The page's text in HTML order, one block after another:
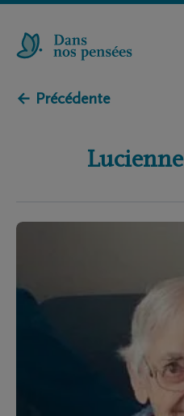
← Précédente
Lucienne